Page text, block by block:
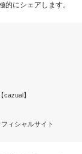
にシェアします。
cazual】
ィシャルサイト